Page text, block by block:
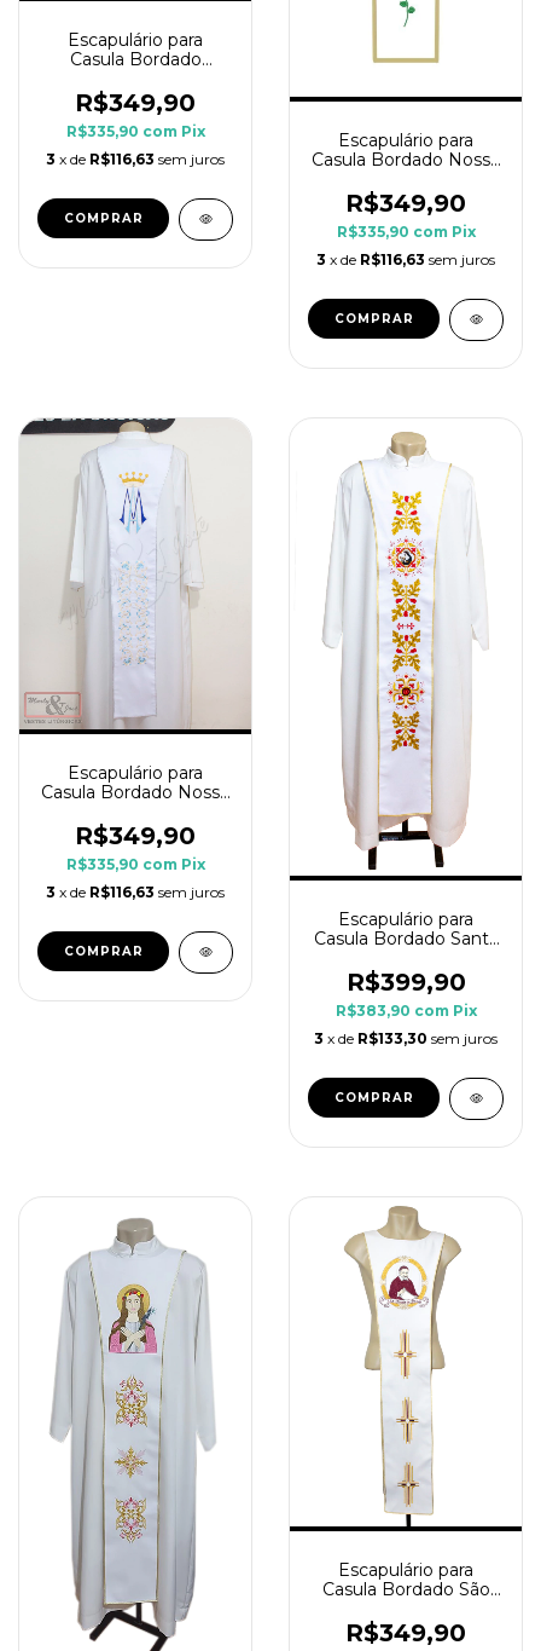
Escapulário para
Casula Bordado
R$349,90
R$335,90 com Pix
3 x de R$116,63 sem juros
COMPRAR
Escapulário para
Casula Bordado Nossa
R$349,90
R$335,90 com Pix
3 x de R$116,63 sem juros
COMPRAR
Escapulário para
Casula Bordado Nossa
R$349,90
R$335,90 com Pix
3 x de R$116,63 sem juros
COMPRAR
Escapulário para
Casula Bordado Santa
R$399,90
R$383,90 com Pix
3 x de R$133,30 sem juros
COMPRAR
Escapulário para
Casula Bordado São
R$349,90